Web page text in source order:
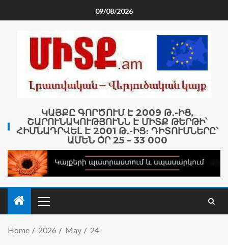
09/08/2026
ԿԱՅՔԸ ԳՈՐԾՈՒՄ Է 2009 Թ․-ԻՑ,
ՇԱՐՈՒՆԱԿՈՒԹՅՈՒՆՆ Է ՄԻՏՔ ԹԵՐԹԻ՝
ՀԻՄՆԱԴՐՎԵԼ Է 2001 Թ․-ԻՑ։ ԴԻՏՈՒՄՆԵՐԸ՝
ԱՄԵՆ ՕՐ 25 – 33 000
Home 2026 May 24